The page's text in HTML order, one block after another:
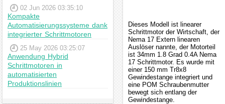
02 Jun 2026 03:35:10
Kompakte
Automatisierungssysteme dank
integrierter Schrittmotoren
25 May 2026 03:25:07
Anwendung Hybrid
Schrittmotoren in
automatisierten
Produktionslinien
Dieses Modell ist linearer
Schrittmotor der Wirtschaft, der
Nema 17 Extern linearen
Auslöser nannte, der Motorteil
ist 34mm 1.8 Grad 0.4A Nema
17 Schrittmotor. Es wurde mit
einer 150 mm Tr8x8
Gewindestange integriert und
eine POM Schraubenmutter
bewegt sich entlang der
Gewindestange.